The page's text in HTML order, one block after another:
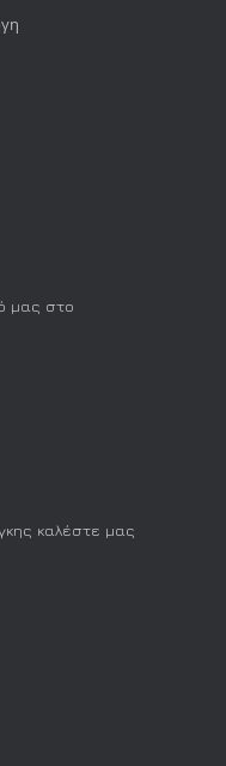
μας στο
καλέστε μας